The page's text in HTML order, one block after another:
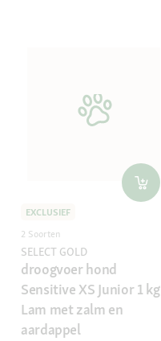
EXCLUSIEF
2 Soorten
SELECT GOLD
droogvoer hond
Sensitive XS Junior 1 kg
Lam met zalm en
aardappel